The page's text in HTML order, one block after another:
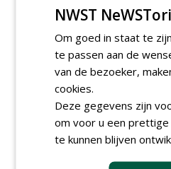
06-08-2026,
DSV
06-08-2026,
30-07-2026,
NWST
Om goed in staat te
te passen aan de
van de bezoeker,
cookies.
Deze gegevens zijn
om voor u een
te kunnen blijven